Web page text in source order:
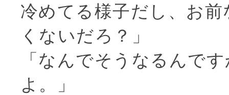
冷めてる様子だし、お
くないだろ？」
「なんでそうなるんで
よ。」